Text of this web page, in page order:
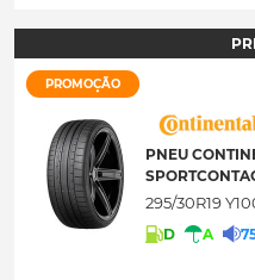
PROMOÇÃO
PNEU
295/30R19
D A